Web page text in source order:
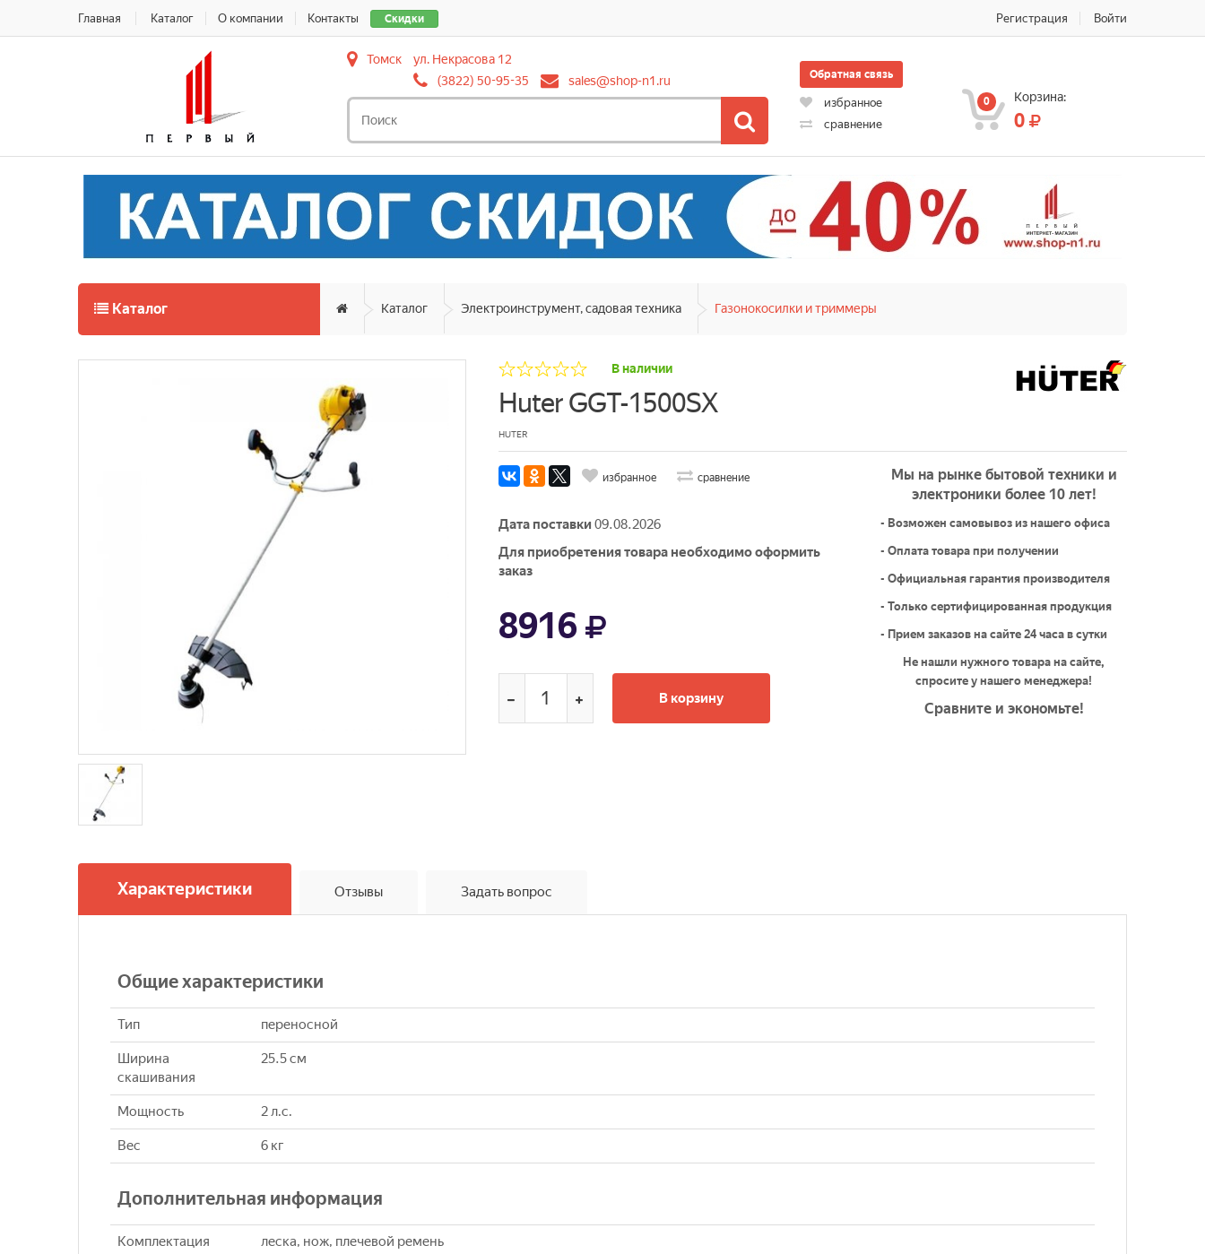
Скидки
Главная Каталог О компании Контакты Регистрация Войти
Томск
ул. Некрасова 12
(3822) 50-95-35
sales@shop-n1.ru Обратная связь
избранное
сравнение
0 Корзина:
0
Каталог Каталог Электроинструмент, садовая техника Газонокосилки и триммеры
В наличии
Huter GGT-1500SX
HUTER
избранное сравнение
Дата поставки 09.08.2026
Для приобретения товара необходимо оформить
заказ
8916
В корзину
Мы на рынке бытовой техники и
электроники более 10 лет!
- Возможен самовывоз из нашего офиса
- Оплата товара при получении
- Официальная гарантия производителя
- Только сертифицированная продукция
- Прием заказов на сайте 24 часа в сутки
Не нашли нужного товара на сайте,
спросите у нашего менеджера!
Сравните и экономьте!
Характеристики Отзывы Задать вопрос
Общие характеристики
Тип переносной
Ширина
скашивания
25.5 см
Мощность 2 л.с.
Вес 6 кг
Дополнительная информация
Комплектация леска, нож, плечевой ремень